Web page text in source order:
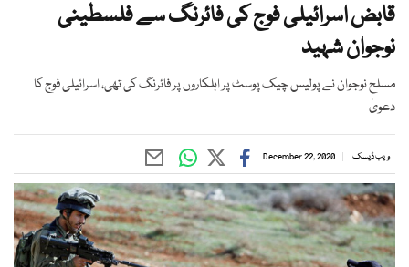
قابض اسرائیلی فوج کی فائرنگ سے فلسطینی
نوجوان شہید
مسلح نوجوان نے پولیس چیک پوسٹ پر اہلکاروں پر فائرنگ کی تھی، اسرائیلی فوج کا
دعویٰ
ویب ڈیسک December 22, 2020